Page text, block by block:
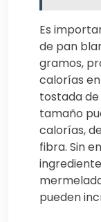
Es
de pan
gramos,
calorías
tostada
tamaño
calorías,
fibra. Sin
pueden